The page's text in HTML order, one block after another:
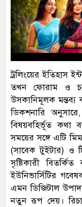
ট্রলিংয়ের ইতিহাস
তখন ফোরাম ও
উসকানিমূলক মন্তব্য
ডিকশনারি
বিষয়বহির্ভূত কথা
সময়ের সঙ্গে এটি
(সাবেক টুইটার) ও
সৃষ্টিকারী
ইউনিভার্সিটির
এমন ডিজিটাল
নতুন রূপ দেয়।